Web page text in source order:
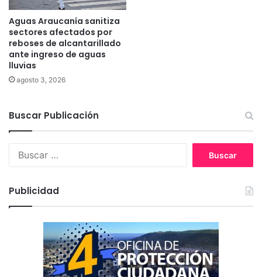
Aguas Araucanía sanitiza
sectores afectados por
reboses de alcantarillado
ante ingreso de aguas
lluvias
agosto 3, 2026
Buscar Publicación
:
Publicidad